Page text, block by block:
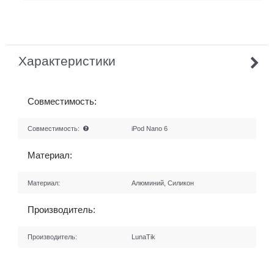
Характеристики
Совместимость:
Совместимость: iPod Nano 6
Материал:
Материал: Алюминий, Силикон
Производитель:
Производитель: LunaTik